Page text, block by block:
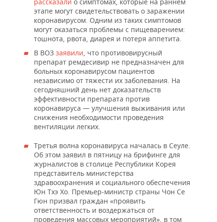
этапе могут свидетельствовать о заражении
коронавирусом. Одним из таких симптомов
могут оказаться проблемы с пищеварением:
тошнота, рвота, диарея и потеря аппетита.
В ВОЗ заявили , что противовирусный
препарат ремдесивир не предназначен для
больных коронавирусом пациентов
независимо от тяжести их заболевания. На
сегодняшний день нет доказательств
эффективности препарата против
коронавируса — улучшения выживания или
снижения необходимости проведения
вентиляции легких.
Третья волна коронавируса началась в Сеуле.
Об этом заявил в пятницу на брифинге для
журналистов в столице Республики Корея
представитель министерства
здравоохранения и социального обеспечения
Юн Тхэ Хо. Премьер-министр страны Чон Се
Гюн призвал граждан «проявить
ответственность и воздержаться от
проведения массовых мероприятий», в том